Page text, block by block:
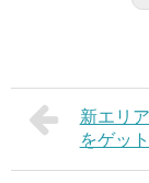
新エリ
をゲット